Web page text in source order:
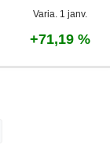
Varia. 1 janv.
+71,19 %